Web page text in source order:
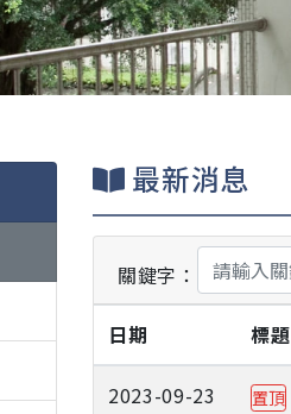
最新消息
關鍵字：
日期 標題
2023-09-23 置頂